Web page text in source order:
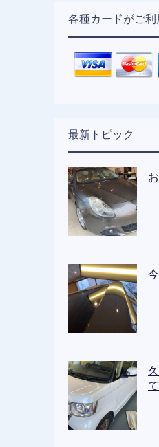
各種カードがご利
最新トピック